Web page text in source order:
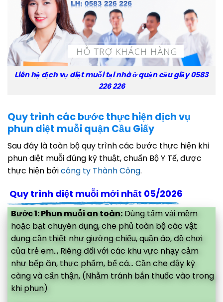
Liên hệ dịch vụ diệt muỗi tại nhà ở quận cầu giấy 0583
226 226
Quy trình các bước thực hiện dịch vụ
phun diệt muỗi quận Cầu Giấy
Sau đây là toàn bộ quy trình các bước thực hiện khi
phun diệt muỗi đúng kỹ thuật, chuẩn Bộ Y Tế, được
thực hiện bởicông ty Thành Công.
Quy trình diệt muỗi mới nhất 05/2026
Bước 1: Phun muỗi an toàn: Dùng tấm vải mềm
hoặc bạt chuyên dụng, che phủ toàn bộ các vật
dụng cần thiết như giường chiếu, quần áo, đồ chơi
của trẻ em.., Riêng đối với các khu vực nhạy cảm
như bếp ăn, thực phẩm, bể cá... Cần che đậy kỹ
càng và cẩn thận, (Nhằm tránh bắn thuốc vào trong
khi phun)